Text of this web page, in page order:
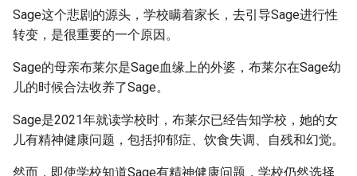
Sage这个悲剧的源头，学校瞒着家长，去引导Sage进行性
转变，是很重要的一个原因。
Sage的母亲布莱尔是Sage血缘上的外婆，布莱尔在Sage幼
儿的时候合法收养了Sage。
Sage是2021年就读学校时，布莱尔已经告知学校，她的女
儿有精神健康问题，包括抑郁症、饮食失调、自残和幻觉。
然而，即使学校知道Sage有精神健康问题，学校仍然选择